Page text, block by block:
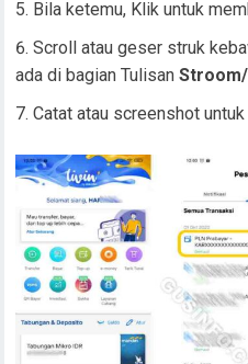
Bila ketemu, Klik untuk
Scroll atau geser struk
ada di bagian Tulisan
Catat atau screenshot